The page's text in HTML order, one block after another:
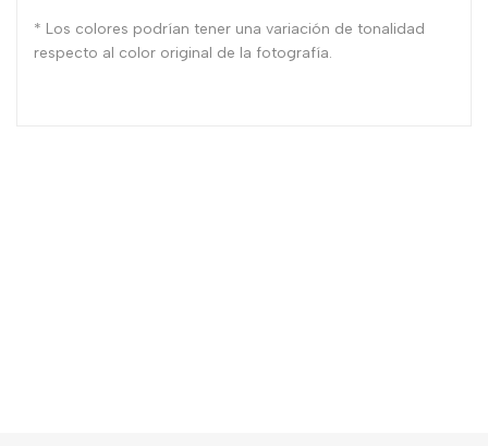
* Los colores podrían tener una variación de tonalidad
respecto al color original de la fotografía.